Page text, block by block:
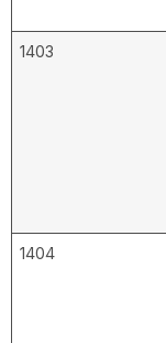
1403
1404